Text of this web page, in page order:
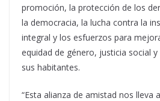
promoción, la protección de los
la democracia, la lucha contra la
integral y los esfuerzos para
equidad de género, justicia social
sus habitantes.
“Esta alianza de amistad nos lleva